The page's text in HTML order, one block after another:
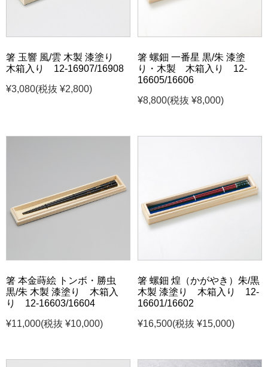
箸 玉響 風/雲 木製 漆塗り
木箱入り 12-16907/16908
¥3,080(税抜 ¥2,800)
箸 螺鈿 一番星 黒/朱 漆塗
り・木製 木箱入り 12-
16605/16606
¥8,800(税抜 ¥8,000)
箸 本金蒔絵 トンボ・勝虫
黒/朱 木製 漆塗り 木箱入
り 12-16603/16604
¥11,000(税抜 ¥10,000)
箸 螺鈿 煌（かがやき）朱/黒
木製 漆塗り 木箱入り 12-
16601/16602
¥16,500(税抜 ¥15,000)